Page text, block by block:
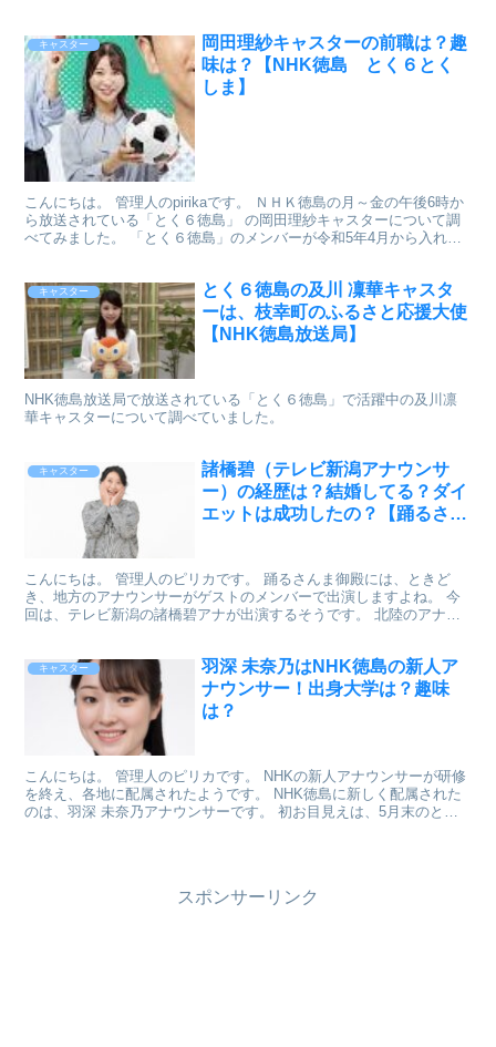
キャスター
岡田理紗キャスターの前職は？趣
味は？【NHK徳島 とく６とく
しま】
こんにちは。 管理人のpirikaです。 ＮＨＫ徳島の月～金の午後6時か
ら放送されている「とく６徳島」 の岡田理紗キャスターについて調
べてみました。 「とく６徳島」のメンバーが令和5年4月から入れ替
キャスター
とく６徳島の及川 凜華キャスタ
ーは、枝幸町のふるさと応援大使
【NHK徳島放送局】
NHK徳島放送局で放送されている「とく６徳島」で活躍中の及川凛
華キャスターについて調べていました。
キャスター
諸橋碧（テレビ新潟アナウンサ
ー）の経歴は？結婚してる？ダイ
エットは成功したの？【踊るさん
こんにちは。 管理人のピリカです。 踊るさんま御殿には、ときど
き、地方のアナウンサーがゲストのメンバーで出演しますよね。 今
回は、テレビ新潟の諸橋碧アナが出演するそうです。 北陸のアナウ
キャスター
羽深 未奈乃はNHK徳島の新人ア
ナウンサー！出身大学は？趣味
は？
こんにちは。 管理人のピリカです。 NHKの新人アナウンサーが研修
を終え、各地に配属されたようです。 NHK徳島に新しく配属された
のは、羽深 未奈乃アナウンサーです。 初お目見えは、5月末のとく
スポンサーリンク